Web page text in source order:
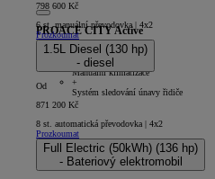
PROACE CITY Active
5D - Panel Van Long
+
Manuální klimatizace
+
Systém sledování únavy řidiče
798 600 Kč
6 st. manuální převodovka | 4x2
Prozkoumat
1.5L Diesel (130 hp)
- diesel
Od
871 200 Kč
8 st. automatická převodovka | 4x2
Prozkoumat
Full Electric (50kWh) (136 hp)
- Bateriový elektromobil